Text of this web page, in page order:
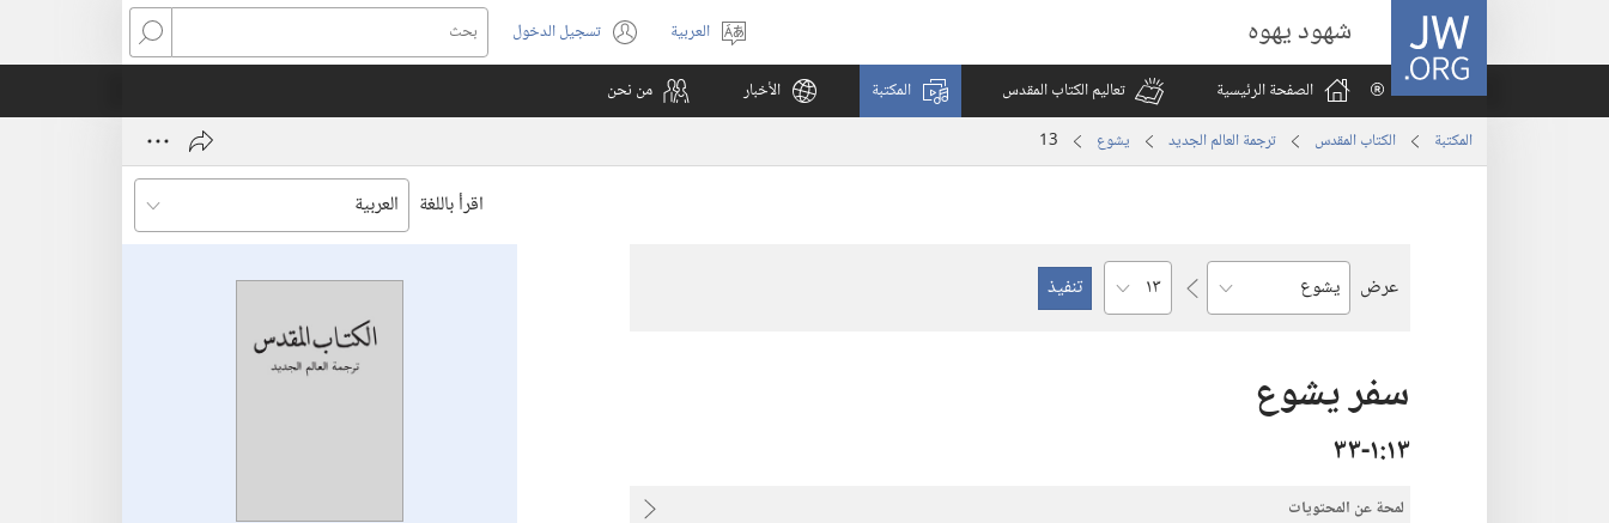
JW.ORG شهود يهوه
اختر
اللغة
العربية تسجيل الدخول
(يفتح
نافذة
بحث
الصفحة الرئيسية
تعاليم الكتاب المقدس المكتبة الأخبار من نحن
المكتبة الكتاب المقدس ترجمة العالم الجديد يشوع 13
اقرأ باللغة
عرض
السفر
الفصل
سفر يشوع
١٣‏:‏١‏-٣٣
لمحة عن المحتويات